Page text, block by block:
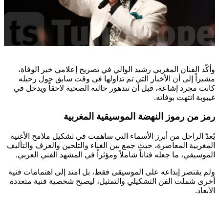
وأكّد الفنان المغربي رشيد الوالي في تصريح إعلامي خبر الوفاة،
مشيراً إلى أن الأخبار التي تم تداولها في وقت سابق حول رحيله
كانت مجرد إشاعة، قبل أن تتدهور حالته الصحية لاحقاً ويدخل في
غيبوبة انتهت بوفاته.
رمز من رموز النهضة الموسيقية المغربية
يُعدّ الراحل من أبرز الأسماء التي ساهمت في تشكيل ملامح الأغنية
المغربية المعاصرة، حيث جمع بين الغناء والتلحين والعزف والتأليف
الموسيقي، ما جعله فناناً شاملاً ومؤثراً في المشهد الفني العربي.
ولم يقتصر إبداعه على الموسيقى فقط، بل امتد إلى اهتمامات فنية
أخرى شملت الفن التشكيلي والتمثيل، ليصبح شخصية فنية متعددة
الأبعاد.